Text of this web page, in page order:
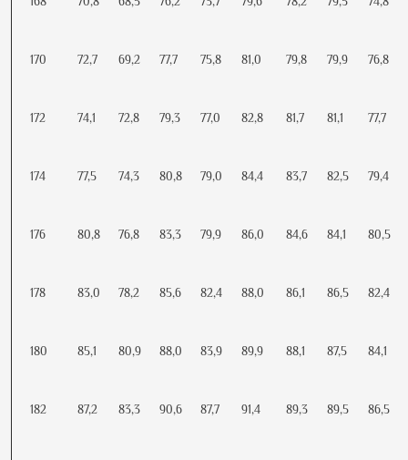
170 72,7 69,2 77,7 75,8 81,0 79,8 79,9 76,8
172 74,1 72,8 79,3 77,0 82,8 81,7 81,1 77,7
174 77,5 74,3 80,8 79,0 84,4 83,7 82,5 79,4
176 80,8 76,8 83,3 79,9 86,0 84,6 84,1 80,5
178 83,0 78,2 85,6 82,4 88,0 86,1 86,5 82,4
180 85,1 80,9 88,0 83,9 89,9 88,1 87,5 84,1
182 87,2 83,3 90,6 87,7 91,4 89,3 89,5 86,5